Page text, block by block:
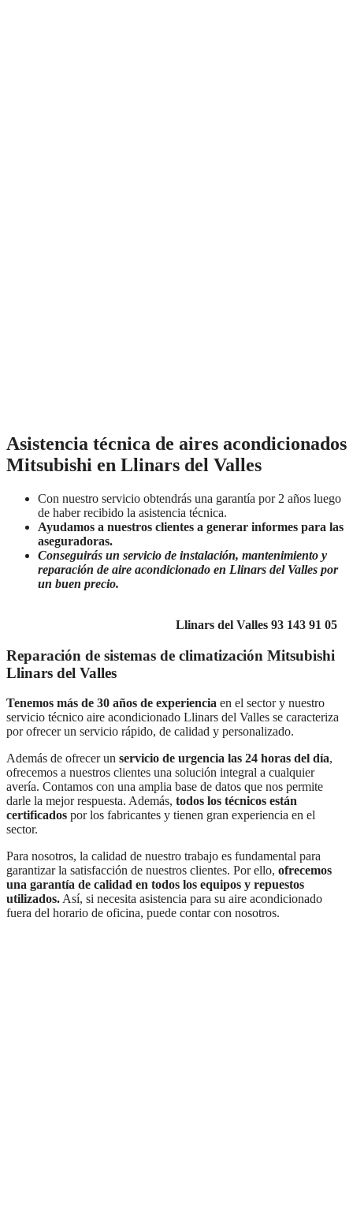
Asistencia técnica de aires acondicionados
Mitsubishi en Llinars del Valles
Con nuestro servicio obtendrás una garantía por 2 años luego
de haber recibido la asistencia técnica.
Ayudamos a nuestros clientes a generar informes para las
aseguradoras.
Conseguirás un servicio de instalación, mantenimiento y
reparación de aire acondicionado en Llinars del Valles por
un buen precio.
Llinars del Valles 93 143 91 05
Reparación de sistemas de climatización Mitsubishi
Llinars del Valles
Tenemos más de 30 años de experiencia en el sector y nuestro
servicio técnico aire acondicionado Llinars del Valles se caracteriza
por ofrecer un servicio rápido, de calidad y personalizado.
Además de ofrecer un servicio de urgencia las 24 horas del día,
ofrecemos a nuestros clientes una solución integral a cualquier
avería. Contamos con una amplia base de datos que nos permite
darle la mejor respuesta. Además, todos los técnicos están
certificados por los fabricantes y tienen gran experiencia en el
sector.
Para nosotros, la calidad de nuestro trabajo es fundamental para
garantizar la satisfacción de nuestros clientes. Por ello, ofrecemos
una garantía de calidad en todos los equipos y repuestos
utilizados.Así, si necesita asistencia para su aire acondicionado
fuera del horario de oficina, puede contar con nosotros.